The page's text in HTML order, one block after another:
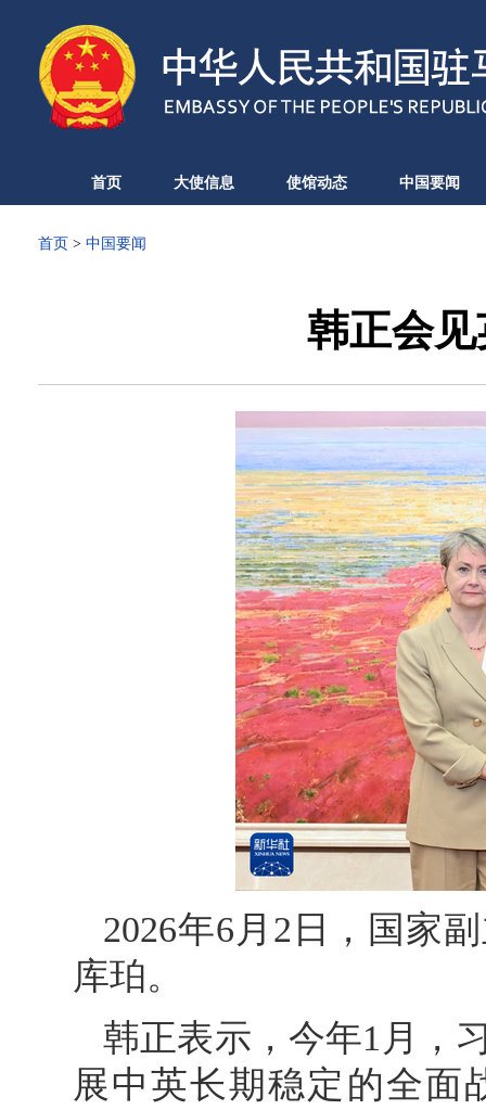
首页 大使信息 使馆动态 中国要闻
首页 > 中国要闻
韩正会
2026年6月2日，国家
库珀。
韩正表示，今年1月，
展中英长期稳定的全面